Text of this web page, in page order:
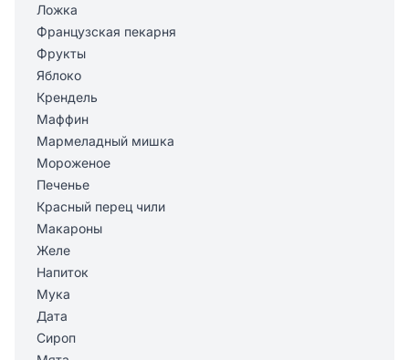
Ложка
Французская пекарня
Фрукты
Яблоко
Крендель
Маффин
Мармеладный мишка
Мороженое
Печенье
Красный перец чили
Макароны
Желе
Напиток
Мука
Дата
Сироп